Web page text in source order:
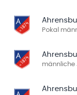
Pokal
männliche